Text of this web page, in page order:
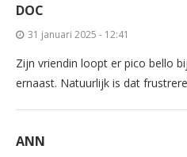
DOC
31 januari 2025 - 12:41
Zijn vriendin loopt er pico bello
ernaast. Natuurlijk is dat
ANN